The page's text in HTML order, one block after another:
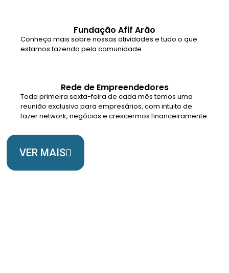
Fundação Afif Arão
Conheça mais sobre nossas atividades e tudo o que
estamos fazendo pela comunidade.
Rede de Empreendedores
Toda primeira sexta-feira de cada mês temos uma
reunião exclusiva para empresários, com intuito de
fazer network, negócios e crescermos financeiramente.
VER MAIS